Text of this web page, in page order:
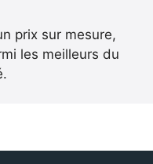
prix sur mesure,
les meilleurs du